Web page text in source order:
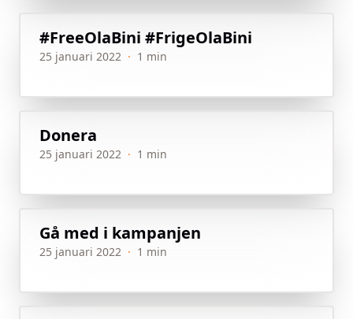
#FreeOlaBini #FrigeOlaBini
25 januari 2022 · 1 min
Donera
25 januari 2022 · 1 min
Gå med i kampanjen
25 januari 2022 · 1 min